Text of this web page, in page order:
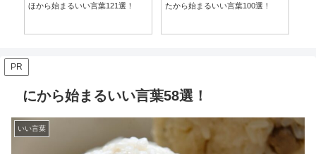
ほから始まるいい言葉121選！ たから始まるいい言葉100選！
PR
にから始まるいい言葉58選！
いい言葉